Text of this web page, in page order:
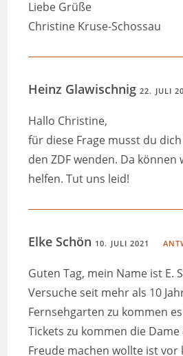
Liebe Grüße
Christine Kruse-Schossau
Heinz Glawischnig22. JULI
Hallo Christine,
für diese Frage musst du
den ZDF wenden. Da
helfen. Tut uns leid!
Elke Schön 10. JULI 2021
Guten Tag, mein Name ist E.
Versuche seit mehr als 10
Fernsehgarten zu kommen
Tickets zu kommen die
Freude machen wollte ist vor